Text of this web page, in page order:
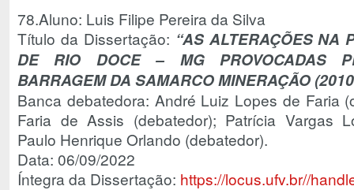
78.Aluno: Luis Filipe Pereira da Silva
Título da Dissertação: “AS ALTERAÇÕES NA
DE RIO DOCE – MG PROVOCADAS
BARRAGEM DA SAMARCO MINERAÇÃO
Banca debatedora: André Luiz Lopes de Faria
Faria de Assis (debatedor); Patrícia Vargas
Paulo Henrique Orlando (debatedor).
Data: 06/09/2022
Íntegra da Dissertação: https://locus.ufv.br//